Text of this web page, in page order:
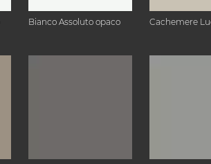
Bianco Assoluto opaco Cachemere